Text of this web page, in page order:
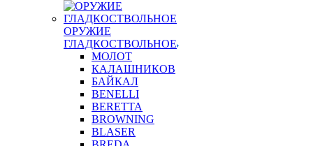
ОРУЖИЕ
ГЛАДКОСТВОЛЬНОЕ
МОЛОТ
КАЛАШНИКОВ
БАЙКАЛ
BENELLI
BERETTA
BROWNING
BLASER